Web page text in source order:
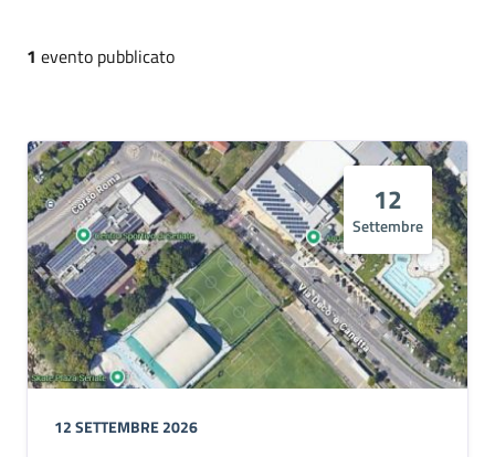
1 evento pubblicato
12
Settembre
12 SETTEMBRE 2026